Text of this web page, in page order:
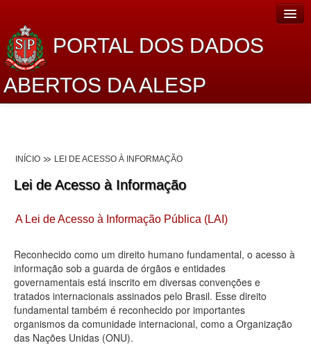
PORTAL DOS DADOS
ABERTOS DA ALESP
Lei de Acesso à Informação
Dados Governamentais Abertos
Planejamento
Catálogo de dados
Processo Legislativo
Deputados Estaduais
INÍCIO LEI DE ACESSO À INFORMAÇÃO
Lei de Acesso à Informação
A Lei de Acesso à Informação Pública (LAI)
Reconhecido como um direito humano fundamental, o acesso à
informação sob a guarda de órgãos e entidades
governamentais está inscrito em diversas convenções e
tratados internacionais assinados pelo Brasil. Esse direito
fundamental também é reconhecido por importantes
organismos da comunidade internacional, como a Organização
das Nações Unidas (ONU).